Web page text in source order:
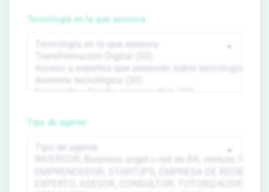
Tecnología en la que asesora
Tipo de agente